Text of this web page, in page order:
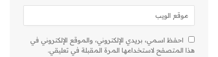
احفظ اسمي، بريدي الإلكتروني، والموقع الإلكتروني في
هذا المتصفح لاستخدامها المرة المقبلة في تعليقي.